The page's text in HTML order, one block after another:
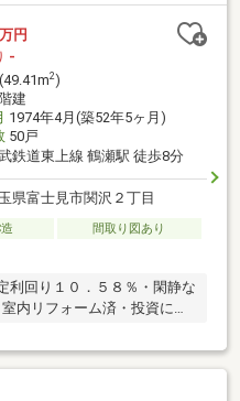
万円
-
2)
建
1974年4月(築52年5ヶ月)
50戸
鉄道東上線 鶴瀬駅 徒歩8分
県富士見市関沢２丁目
間取り図あり
利回り１０．５８％・閑静な
内リフォーム済・投資に適